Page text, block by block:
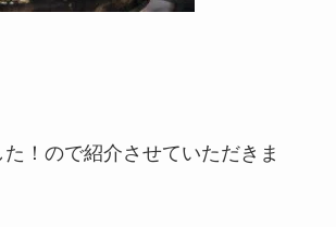
！ので紹介させていただきま